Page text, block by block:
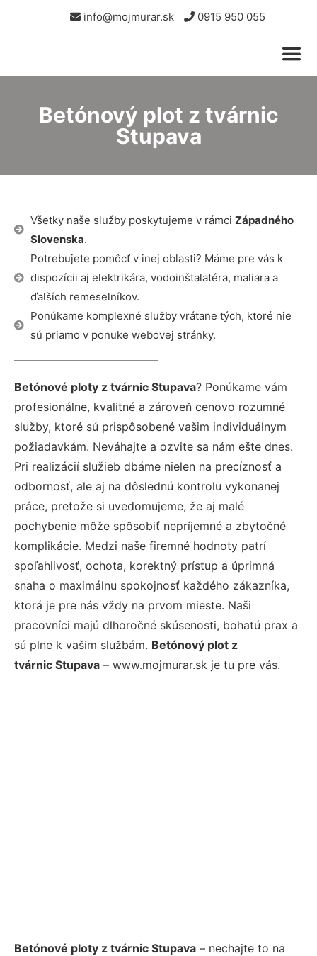
info@mojmurar.sk 0915 950 055
Betónový plot z tvárnic
Stupava
Všetky naše služby poskytujeme v rámci Západného
Slovenska.
Potrebujete pomôcť v inej oblasti? Máme pre vás k
dispozícii aj elektrikára, vodoinštalatéra, maliara a
ďalších remeselníkov.
Ponúkame komplexné služby vrátane tých, ktoré nie
sú priamo v ponuke webovej stránky.
Betónové ploty z tvárnic Stupava? Ponúkame vám
profesionálne, kvalitné a zároveň cenovo rozumné
služby, ktoré sú prispôsobené vašim individuálnym
požiadavkám. Neváhajte a ozvite sa nám ešte dnes.
Pri realizácií služieb dbáme nielen na precíznosť a
odbornosť, ale aj na dôslednú kontrolu vykonanej
práce, pretože si uvedomujeme, že aj malé
pochybenie môže spôsobiť nepríjemné a zbytočné
komplikácie. Medzi naše firemné hodnoty patrí
spoľahlivosť, ochota, korektný prístup a úprimná
snaha o maximálnu spokojnosť každého zákazníka,
ktorá je pre nás vždy na prvom mieste. Naši
pracovníci majú dlhoročné skúsenosti, bohatú prax a
sú plne k vašim službám. Betónový plot z
tvárnic Stupava – www.mojmurar.sk je tu pre vás.
Betónové ploty z tvárnic Stupava – nechajte to na